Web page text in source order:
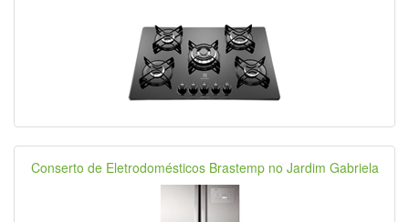
Conserto de Eletrodomésticos Brastemp no Jardim Gabriela